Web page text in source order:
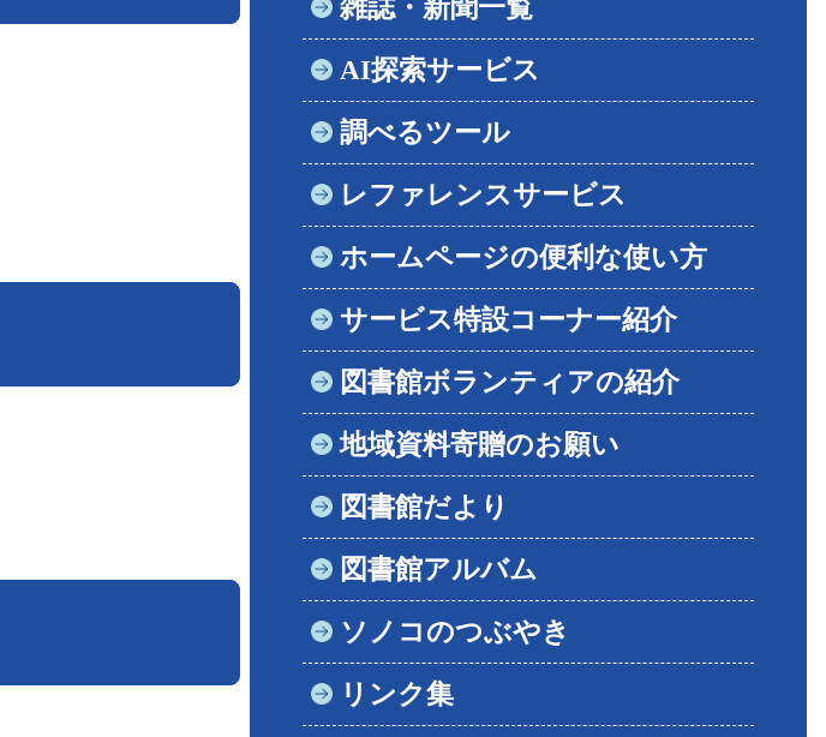
雑誌・新聞一覧
AI探索サービス
調べるツール
レファレンスサービス
ホームページの便利な使い方
サービス特設コーナー紹介
図書館ボランティアの紹介
地域資料寄贈のお願い
図書館だより
図書館アルバム
ソノコのつぶやき
リンク集